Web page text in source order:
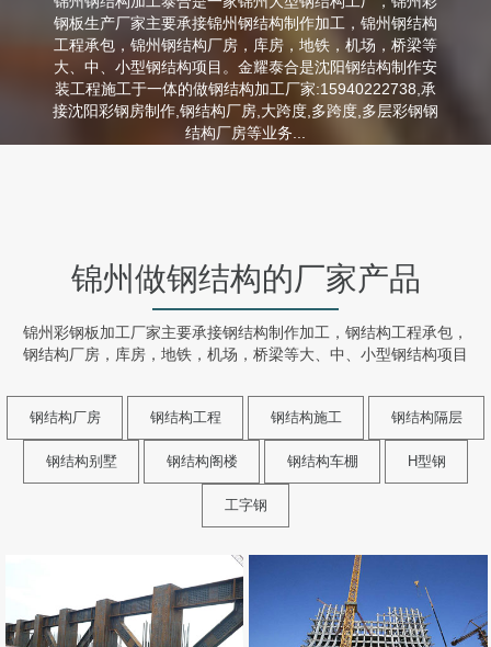
钢板生产厂家主要承接锦州钢结构制作加工，锦州钢结构
工程承包，锦州钢结构厂房，库房，地铁，机场，桥梁等
大、中、小型钢结构项目。金耀泰合是沈阳钢结构制作安
装工程施工于一体的做钢结构加工厂家:15940222738,承
接沈阳彩钢房制作,钢结构厂房,大跨度,多跨度,多层彩钢钢
结构厂房等业务...
锦州做钢结构的厂家产品
锦州彩钢板加工厂家主要承接钢结构制作加工，钢结构工程承包，
钢结构厂房，库房，地铁，机场，桥梁等大、中、小型钢结构项目
钢结构厂房 钢结构工程 钢结构施工 钢结构隔层
钢结构别墅 钢结构阁楼 钢结构车棚 H型钢
工字钢